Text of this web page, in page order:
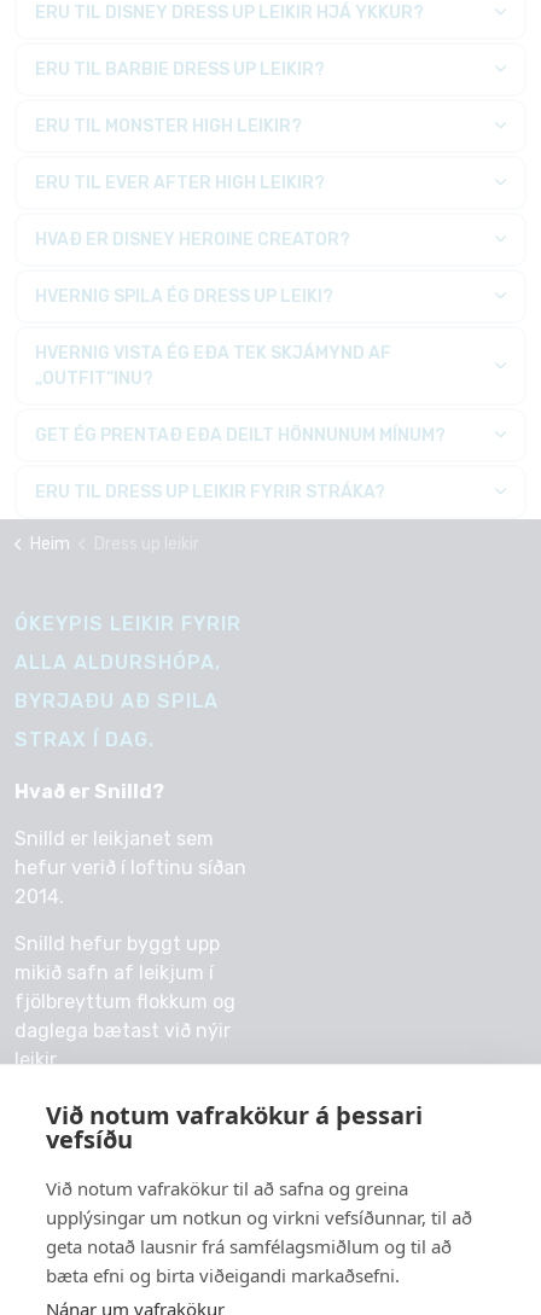
Við notum vafrakökur á þessari
vefsíðu
Við notum vafrakökur til að safna og greina
upplýsingar um notkun og virkni vefsíðunnar, til að
geta notað lausnir frá samfélagsmiðlum og til að
bæta efni og birta viðeigandi markaðsefni.
Nánar um vafrakökur
ERU TIL DISNEY DRESS UP LEIKIR HJÁ YKKUR?
ERU TIL BARBIE DRESS UP LEIKIR?
ERU TIL MONSTER HIGH LEIKIR?
ERU TIL EVER AFTER HIGH LEIKIR?
HVAÐ ER DISNEY HEROINE CREATOR?
HVERNIG SPILA ÉG DRESS UP LEIKI?
HVERNIG VISTA ÉG EÐA TEK SKJÁMYND AF
„OUTFIT“INU?
GET ÉG PRENTAÐ EÐA DEILT HÖNNUNUM MÍNUM?
ERU TIL DRESS UP LEIKIR FYRIR STRÁKA?
Heim
ÓKEYPIS LEIKIR FYRIR
ALLA ALDURSHÓPA,
BYRJAÐU AÐ SPILA
STRAX Í DAG.
Hvað er Snilld?
Snilld er leikjanet sem
hefur verið í loftinu síðan
2014.
Snilld hefur byggt upp
mikið safn af leikjum í
fjölbreyttum flokkum og
daglega bætast við nýir
leikir.
© 2026 snilld.is
Um okkur
Persónuvernd